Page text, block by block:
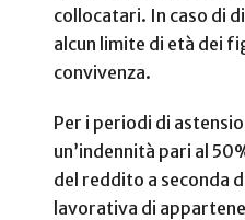
collocatari. In caso di
alcun limite di età dei
convivenza.
Per i periodi di
un’indennità pari al
del reddito a seconda
lavorativa di